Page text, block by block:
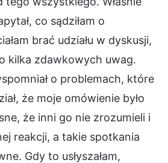
co sądziłam o
brać udziału w dyskusji,
kilka zdawkowych uwag.
o problemach, które
że moje omówienie było
że inni go nie zrozumieli i
reakcji, a takie spotkania
Gdy to usłyszałam,